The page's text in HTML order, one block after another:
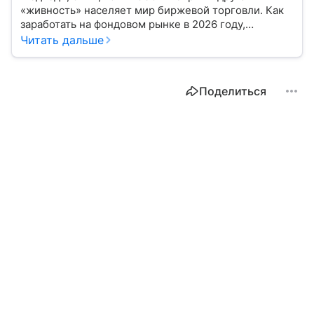
«живность» населяет мир биржевой торговли. Как
заработать на фондовом рынке в 2026 году,
расскажем с помощью эксперта.
Читать дальше
Поделиться